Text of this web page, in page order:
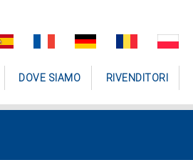
DOVE SIAMO RIVENDITORI